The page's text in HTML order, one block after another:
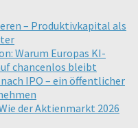
– Produktivkapital als
Warum Europas KI-
chancenlos bleibt
IPO – ein öffentlicher
der Aktienmarkt 2026